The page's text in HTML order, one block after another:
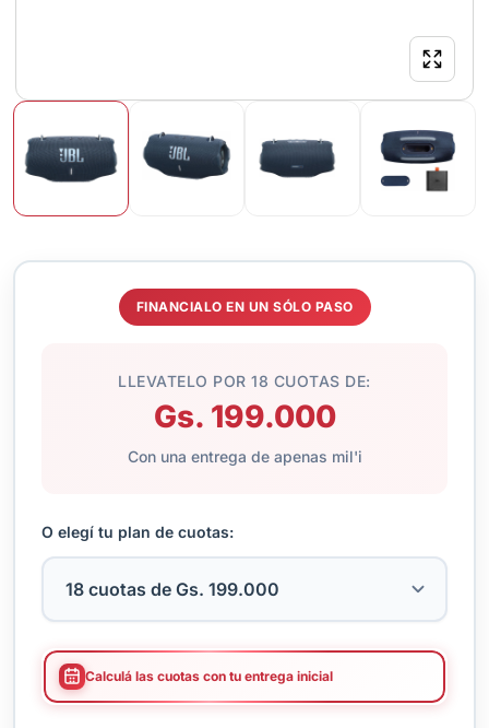
FINANCIALO EN UN SÓLO PASO
LLEVATELO POR 18 CUOTAS DE:
Gs. 199.000
Con una entrega de apenas mil'i
O elegí tu plan de cuotas:
Calculá las cuotas con tu entrega inicial